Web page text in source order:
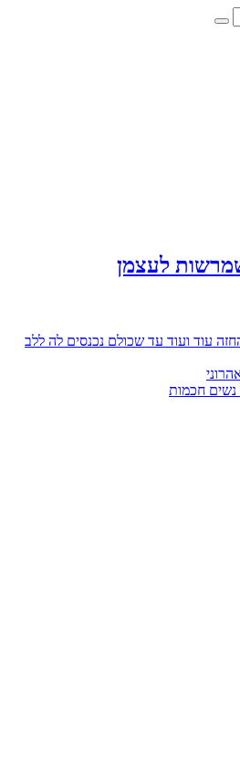
לעצמן
עוד ועוד עד שכולם נכנסים לה ללב
חכמות